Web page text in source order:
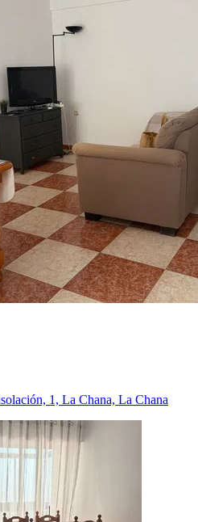
1, La Chana, La Chana